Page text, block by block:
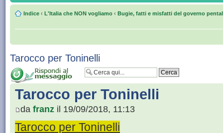
Indice ‹ L'Italia che NON vogliamo ‹ Bugie, fatti e misfatti del governo
Tarocco per Toninelli
Tarocco per Toninelli
da franz il 19/09/2018, 11:13
Tarocco per Toninelli